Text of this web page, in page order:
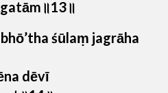
śūlaṃ jagrāha
dēvī